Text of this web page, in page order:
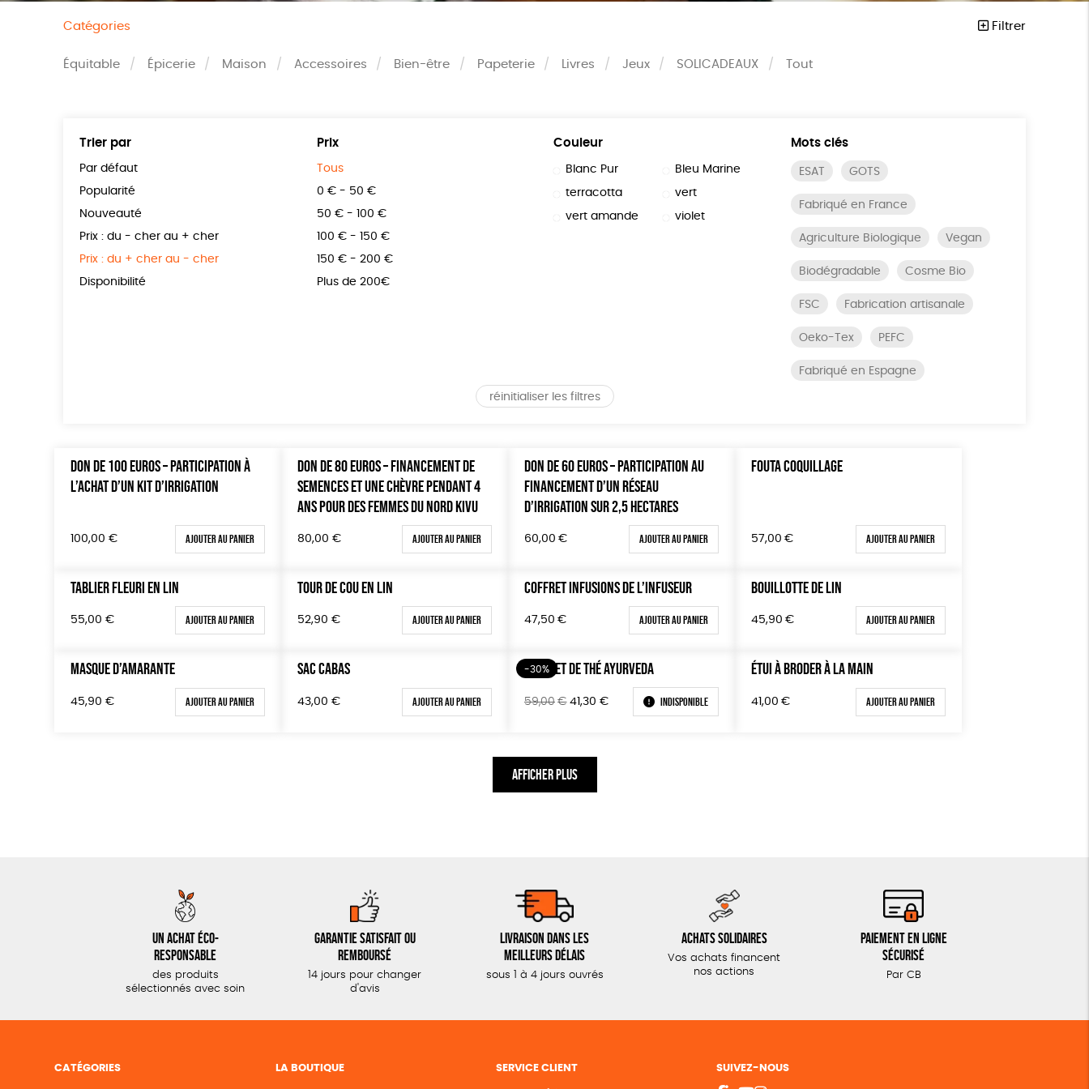
Catégories Filtrer
Équitable Épicerie Maison Accessoires Bien-être Papeterie Livres Jeux SOLICADEAUX Tout
Trier par
Par défaut
Popularité
Nouveauté
Prix : du - cher au + cher
Prix : du + cher au - cher
Disponibilité
Prix
Tous
0 € - 50 €
50 € - 100 €
100 € - 150 €
150 € - 200 €
Plus de 200€
Couleur
Blanc Pur Bleu Marine
terracotta vert
vert amande violet
Mots clés
ESAT GOTS
Fabriqué en France
Agriculture Biologique Vegan
Biodégradable Cosme Bio
FSC Fabrication artisanale
Oeko-Tex PEFC
Fabriqué en Espagne
réinitialiser les filtres
DON DE 100 EUROS – PARTICIPATION À
L’ACHAT D’UN KIT D’IRRIGATION
100,00 € Ajouter au panier
DON DE 80 EUROS – FINANCEMENT DE
SEMENCES ET UNE CHÈVRE PENDANT 4
ANS POUR DES FEMMES DU NORD KIVU
80,00 € Ajouter au panier
DON DE 60 EUROS – PARTICIPATION AU
FINANCEMENT D’UN RÉSEAU
D’IRRIGATION SUR 2,5 HECTARES
60,00 € Ajouter au panier
FOUTA COQUILLAGE
57,00 € Ajouter au panier
TABLIER FLEURI EN LIN
55,00 € Ajouter au panier
TOUR DE COU EN LIN
52,90 € Ajouter au panier
COFFRET INFUSIONS DE L’INFUSEUR
47,50 € Ajouter au panier
BOUILLOTTE DE LIN
45,90 € Ajouter au panier
MASQUE D’AMARANTE
45,90 € Ajouter au panier
SAC CABAS
43,00 € Ajouter au panier
-30%
COFFRET DE THÉ AYURVEDA
59,00 € Le
59,00€.
41,30 €Le
Indisponible
ÉTUI À BRODER À LA MAIN
41,00 € Ajouter au panier
AFFICHER PLUS
Un achat éco-
responsable
des produits
sélectionnés avec soin
Garantie satisfait ou
remboursé
14 jours pour changer
d'avis
Livraison dans les
meilleurs délais
sous 1 à 4 jours ouvrés
Achats solidaires
Vos achats financent
nos actions
Paiement en ligne
sécurisé
Par CB
CATÉGORIES LA BOUTIQUE SERVICE CLIENT SUIVEZ-NOUS